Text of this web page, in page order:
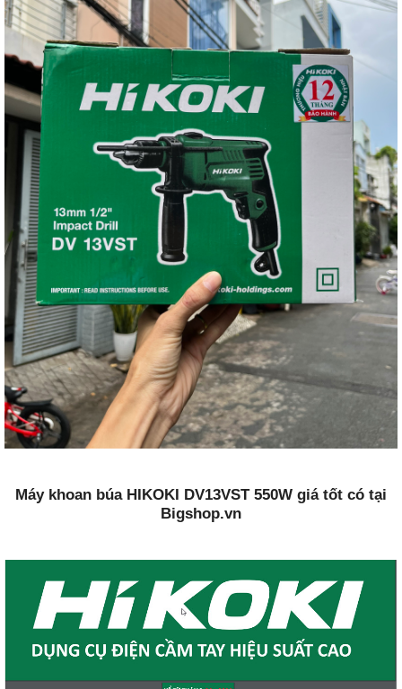
Máy khoan búa HIKOKI DV13VST 550W giá tốt có tại
Bigshop.vn